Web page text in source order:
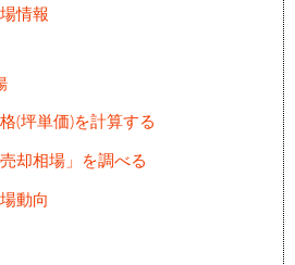
情報
(坪単価)を計算する
却相場」を調べる
動向